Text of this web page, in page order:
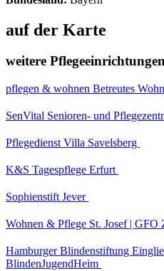
auf der Karte
weitere
pflegen & wohnen Betreutes
SenVital Senioren- und
Pflegedienst Villa Savelsberg
K&S Tagespflege Erfurt
Sophienstift Jever
Wohnen & Pflege St. Josef | GFO
Hamburger Blindenstiftung
BlindenJugendHeim